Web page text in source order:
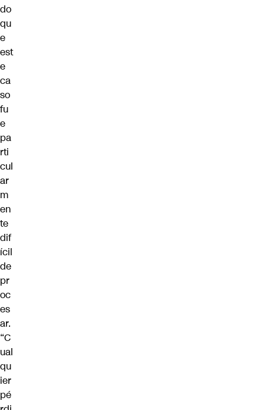
do
qu
e
est
e
ca
so
fu
e
pa
rti
cul
ar
m
en
te
dif
ícil
de
pr
oc
es
ar.
“C
ual
qu
ier
pé